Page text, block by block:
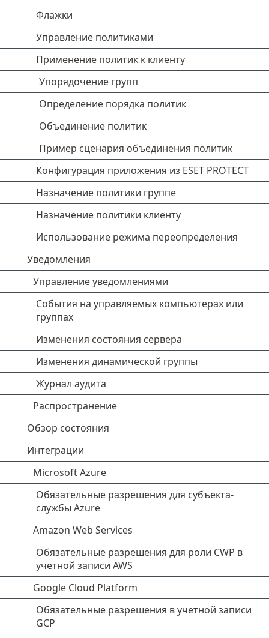
Флажки
Управление политиками
Применение политик к клиенту
Упорядочение групп
Определение порядка политик
Объединение политик
Пример сценария объединения политик
Конфигурация приложения из ESET PROTECT
Назначение политики группе
Назначение политики клиенту
Использование режима переопределения
Уведомления
Управление уведомлениями
События на управляемых компьютерах или
группах
Изменения состояния сервера
Изменения динамической группы
Журнал аудита
Распространение
Обзор состояния
Интеграции
Microsoft Azure
Обязательные разрешения для субъекта-
службы Azure
Amazon Web Services
Обязательные разрешения для роли CWP в
учетной записи AWS
Google Cloud Platform
Обязательные разрешения в учетной записи
GCP